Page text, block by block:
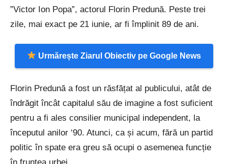
”Victor Ion Popa”, actorul Florin Predună. Peste trei
zile, mai exact pe 21 iunie, ar fi împlinit 89 de ani.
Urmărește Ziarul Obiectiv pe Google News
Florin Predună a fost un răsfățat al publicului, atât de
îndrăgit încât capitalul său de imagine a fost suficient
pentru a fi ales consilier municipal independent, la
începutul anilor ‘90. Atunci, ca și acum, fără un partid
politic în spate era greu să ocupi o asemenea funcție
în fruntea urbei.